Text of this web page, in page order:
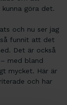
göra det.
och nu ser jag
funnit att det
Det är också
med bland
mycket. Här är
och har